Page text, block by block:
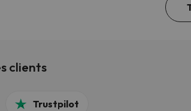
clients
Trustpilot